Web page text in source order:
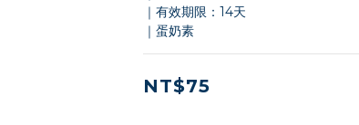
｜有效期限：14天
｜蛋奶素
NT$75